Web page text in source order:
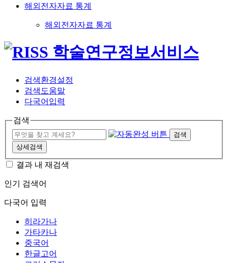
해외전자자료 통계
해외전자자료 통계
검색환경설정
검색도움말
다국어입력
검색
검색
상세검색
결과 내 재검색
인기 검색어
다국어 입력
히라가나
가타카나
중국어
한글고어